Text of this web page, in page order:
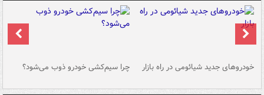
خودروهای جدید شیائومی در راه بازار چرا سیم‌کشی خودرو ذوب می‌شود؟